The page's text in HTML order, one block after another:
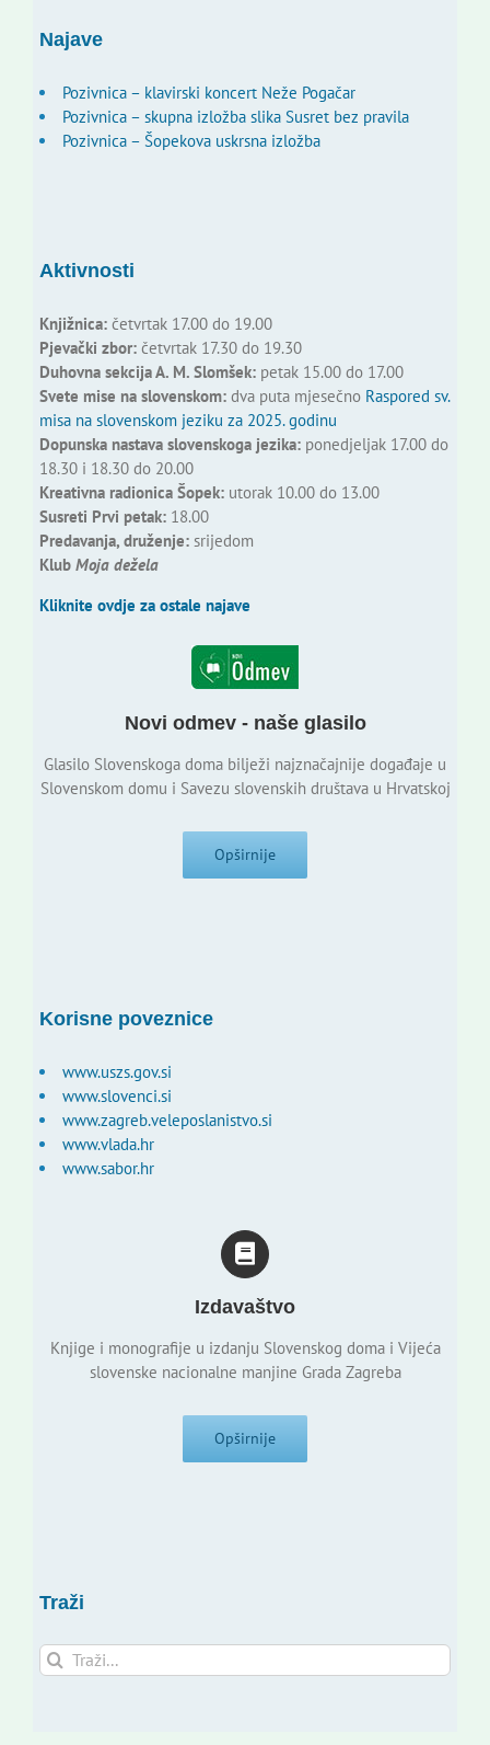
Najave
Pozivnica – klavirski koncert Neže Pogačar
Pozivnica – skupna izložba slika Susret bez pravila
Pozivnica – Šopekova uskrsna izložba
Aktivnosti
Knjižnica:četvrtak 17.00 do 19.00
Pjevački zbor:četvrtak 17.30 do 19.30
Duhovna sekcija A. M. Slomšek:petak 15.00 do 17.00
Svete mise na slovenskom:dva puta mjesečno Raspored sv.
misa na slovenskom jeziku za 2025. godinu
Dopunska nastava slovenskoga jezika:ponedjeljak 17.00 do
18.30 i 18.30 do 20.00
Kreativna radionica Šopek:utorak 10.00 do 13.00
Susreti Prvi petak:18.00
Predavanja, druženje:srijedom
Klub Moja dežela
Kliknite ovdje za ostale najave
Novi odmev - naše glasilo
Glasilo Slovenskoga doma bilježi najznačajnije događaje u
Slovenskom domu i Savezu slovenskih društava u Hrvatskoj
Opširnije
Korisne poveznice
www.uszs.gov.si
www.slovenci.si
www.zagreb.veleposlanistvo.si
www.vlada.hr
www.sabor.hr
Izdavaštvo
Knjige i monografije u izdanju Slovenskog doma i Vijeća
slovenske nacionalne manjine Grada Zagreba
Opširnije
Traži
Traži...